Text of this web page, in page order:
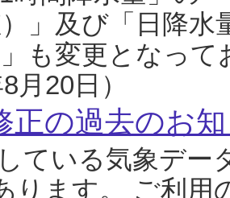
」及び「日降
も変更となっ
月20日）
正の過去のお
ている気象デー
ります。 ご利用